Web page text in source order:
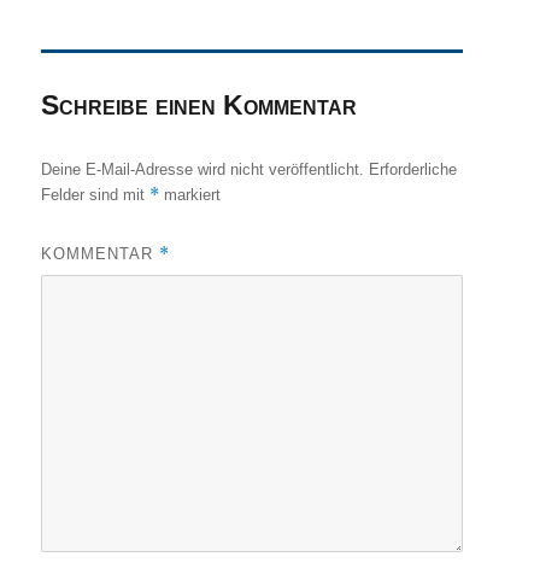
Schreibe einen Kommentar
Deine E-Mail-Adresse wird nicht veröffentlicht. Erforderliche
Felder sind mit * markiert
KOMMENTAR *